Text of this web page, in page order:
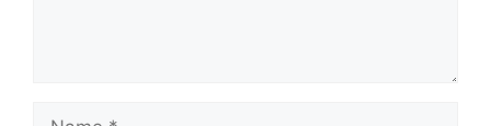
Name